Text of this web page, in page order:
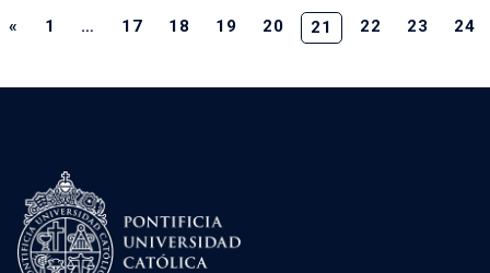
« 1 … 17 18 19 20 21 22 23 24